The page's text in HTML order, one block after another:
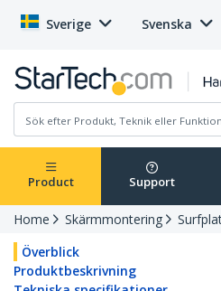
Sverige Svenska
Product Support
Home Skärmmontering
Överblick
Produktbeskrivning